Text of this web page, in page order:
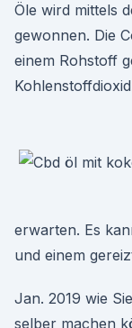
Öle wird mittels
gewonnen. Die
einem Rohstoff
erwarten. Es
und einem
Jan. 2019 wie
selber machen